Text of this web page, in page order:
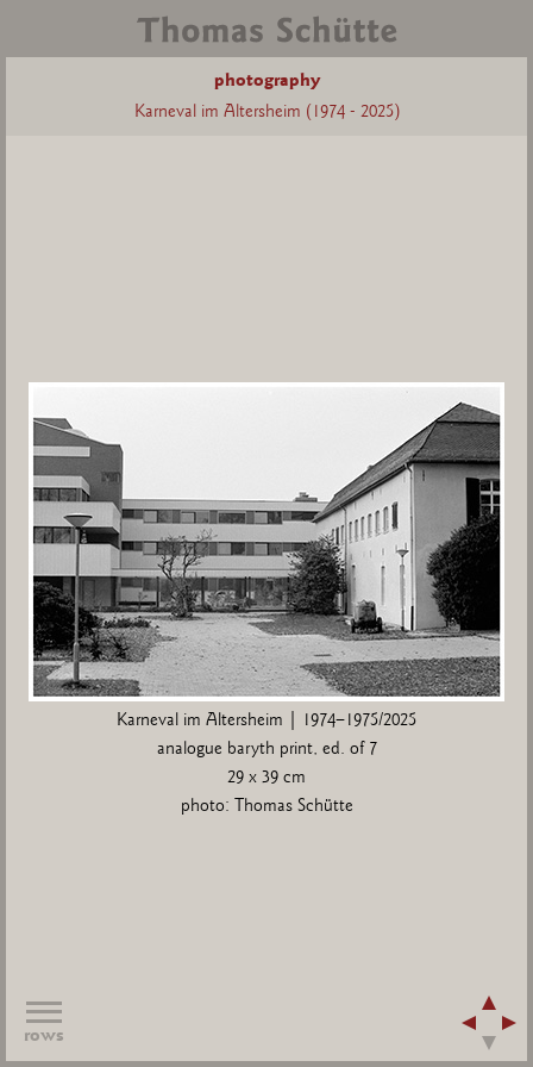
photography
Karneval im Altersheim (1974 - 2025)
Karneval im Altersheim | 1974–1975/2025
analogue baryth print, ed. of 7
29 x 39 cm
photo: Thomas Schütte
rows